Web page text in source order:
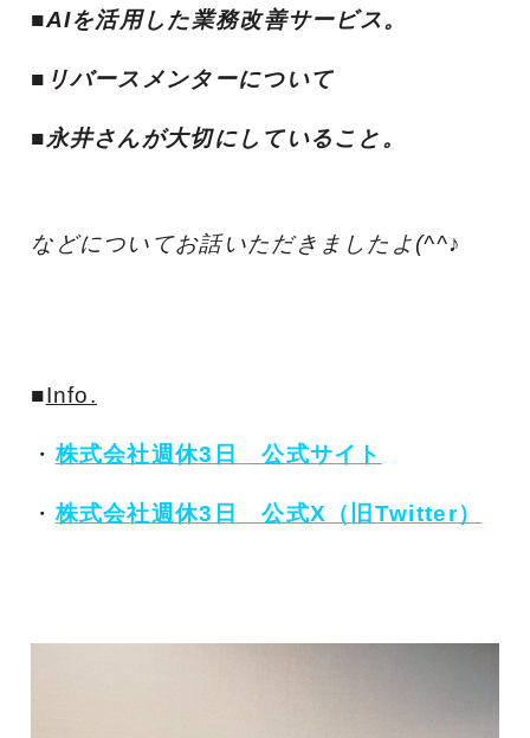
■AIを活用した業務改善サービス。
■リバースメンターについて
■永井さんが大切にしていること。
などについてお話いただきましたよ(^^♪
■Info.
・株式会社週休3日 公式サイト
・株式会社週休3日 公式X（旧Twitter）